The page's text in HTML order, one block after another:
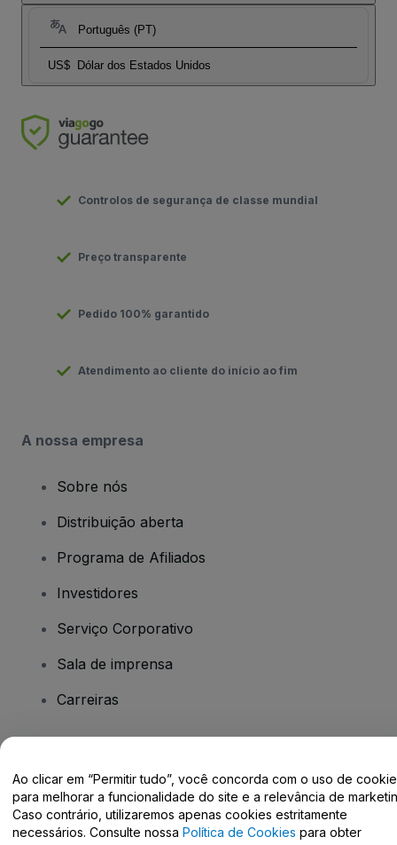
Português (PT)
US$ Dólar dos Estados Unidos
Controlos de segurança de classe mundial
Preço transparente
Pedido 100% garantido
Atendimento ao cliente do início ao fim
A nossa empresa
Sobre nós
Distribuição aberta
Programa de Afiliados
Investidores
Serviço Corporativo
Sala de imprensa
Carreiras
Centro de Ajuda / Fale Conosco
Ao clicar em “Permitir tudo”, você concorda com o uso de
para melhorar a funcionalidade do site e a relevância de
Caso contrário, utilizaremos apenas cookies estritamente
necessários. Consulte nossa Política de Cookies para obter